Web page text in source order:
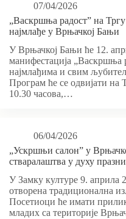
07/04/2026
„Васкршња радост” на
најмлађе у Врњачкој Бањи
У Врњачкој Бањи ће 12.
манифестација „Васкршња
најмлађима и свим
Програм ће се одвијати на
10.30 часова,…
06/04/2026
„Ускршњи салон” у
стваралаштва у духу
У Замку културе 9. априла
отворена традиционална
Посетиоци ће имати
младих са територије